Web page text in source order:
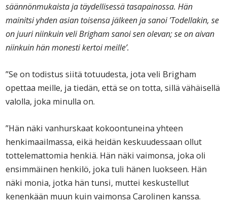
säännönmukaista ja täydellisessä tasapainossa. Hän
mainitsi yhden asian toisensa jälkeen ja sanoi ’Todellakin, se
on juuri niinkuin veli Brigham sanoi sen olevan; se on aivan
niinkuin hän monesti kertoi meille’.
”Se on todistus siitä totuudesta, jota veli Brigham
opettaa meille, ja tiedän, että se on totta, sillä vähäisellä
valolla, joka minulla on.
”Hän näki vanhurskaat kokoontuneina yhteen
henkimaailmassa, eikä heidän keskuudessaan ollut
tottelemattomia henkiä. Hän näki vaimonsa, joka oli
ensimmäinen henkilö, joka tuli hänen luokseen. Hän
näki monia, jotka hän tunsi, muttei keskustellut
kenenkään muun kuin vaimonsa Carolinen kanssa.